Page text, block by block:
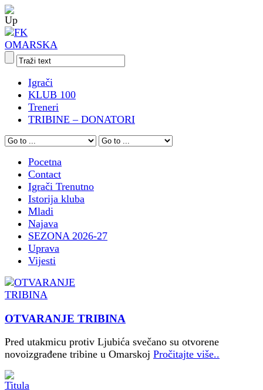
Igrači
KLUB 100
Treneri
TRIBINE – DONATORI
Pocetna
Contact
Igrači Trenutno
Istorija kluba
Mladi
Najava
SEZONA 2026-27
Uprava
Vijesti
OTVARANJE TRIBINA
Pred utakmicu protiv Ljubića svečano su otvorene
novoizgrađene tribine u Omarskoj Pročitajte više..